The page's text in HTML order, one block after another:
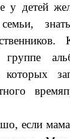
у детей
группе
, если мама